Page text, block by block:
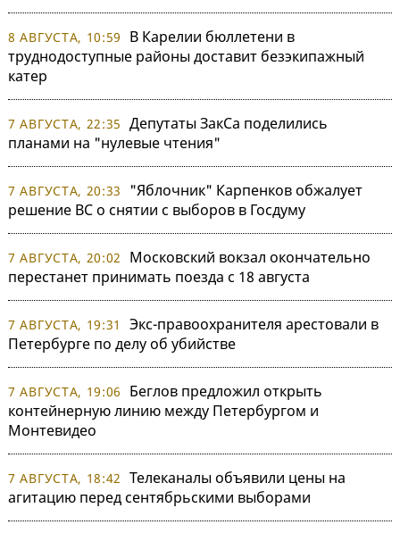
8 АВГУСТА, 10:59
В Карелии бюллетени в
труднодоступные районы доставит безэкипажный
катер
7 АВГУСТА, 22:35 Депутаты ЗакСа поделились
планами на "нулевые чтения"
7 АВГУСТА, 20:33
"Яблочник" Карпенков обжалует
решение ВС о снятии с выборов в Госдуму
7 АВГУСТА, 20:02
Московский вокзал окончательно
перестанет принимать поезда с 18 августа
7 АВГУСТА, 19:31
Экс-правоохранителя арестовали в
Петербурге по делу об убийстве
7 АВГУСТА, 19:06
Беглов предложил открыть
контейнерную линию между Петербургом и
Монтевидео
7 АВГУСТА, 18:42 Телеканалы объявили цены на
агитацию перед сентябрьскими выборами